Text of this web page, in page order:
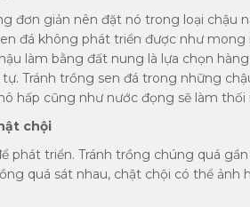
đơn giản nên đặt nó trong loại chậu
đá không phát triển được như
làm bằng đất nung là lựa chọn
Tránh trồng sen đá trong những
hấp cũng như nước đọng sẽ làm thối
chội
phát triển. Tránh trồng chúng quá
quá sát nhau, chật chội có thể